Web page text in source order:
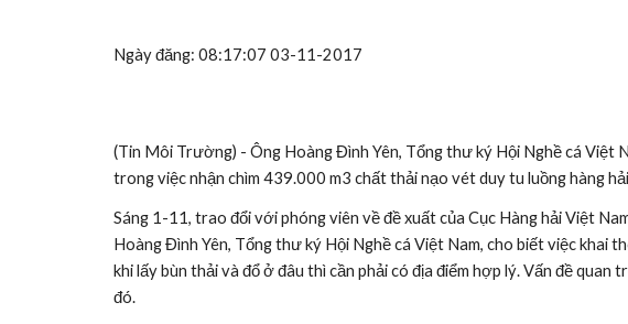
Ngày đăng: 08:17:07 03-11-2017
(Tin Môi Trường) - Ông Hoàng Đình Yên, Tổng thư ký Hội Nghề cá Việt
trong việc nhận chìm 439.000 m3 chất thải nạo vét duy tu luồng hàng
Sáng 1-11, trao đổi với phóng viên về đề xuất của Cục Hàng hải Việt
Hoàng Đình Yên, Tổng thư ký Hội Nghề cá Việt Nam, cho biết việc khai
khi lấy bùn thải và đổ ở đâu thì cần phải có địa điểm hợp lý. Vấn đề
đó.